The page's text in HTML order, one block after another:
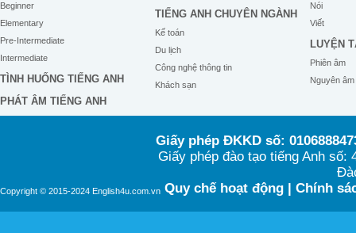
Beginner
Elementary
Pre-Intermediate
Intermediate
TÌNH HUỐNG TIẾNG ANH
PHÁT ÂM TIẾNG ANH
TIẾNG ANH CHUYÊN NGÀNH
Kế toán
Du lịch
Công nghệ thông tin
Khách sạn
Nói
Viết
LUYỆN
Phiên âm
Nguyên âm
Copyright © 2015-2024 English4u.com.vn
Giấy phép ĐKKD số:
Giấy phép đào tạo tiếng Anh
Quy chế hoạt động| Chính